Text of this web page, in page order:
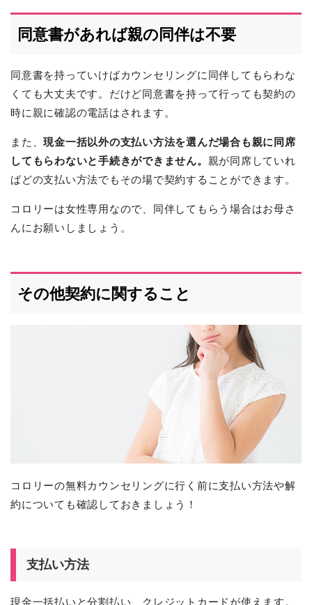
同意書があれば親の同伴は不要
同意書を持っていけばカウンセリングに同伴してもらわな
くても大丈夫です。だけど同意書を持って行っても契約の
時に親に確認の電話はされます。
また、現金一括以外の支払い方法を選んだ場合も親に同席
してもらわないと手続きができません。 親が同席していれ
ばどの支払い方法でもその場で契約することができます。
コロリーは女性専用なので、同伴してもらう場合はお母さ
んにお願いしましょう。
その他契約に関すること
コロリーの無料カウンセリングに行く前に支払い方法や解
約についても確認しておきましょう！
支払い方法
現金一括払いと分割払い、クレジットカードが使えます。